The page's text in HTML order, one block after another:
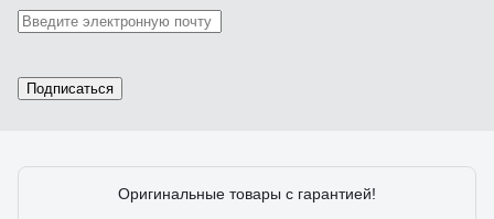
Подписаться
Оригинальные товары с гарантией!